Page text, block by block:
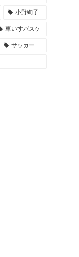
小野絢子
車いすバスケ
サッカー